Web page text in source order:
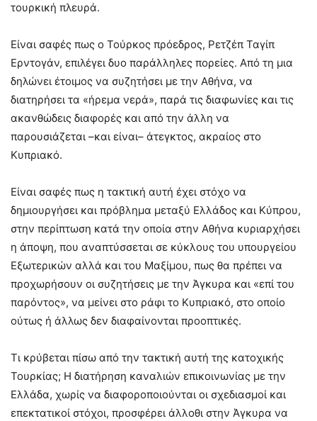
τουρκική πλευρά.
Είναι σαφές πως ο Τούρκος πρόεδρος, Ρετζέπ Ταγίπ
Ερντογάν, επιλέγει δυο παράλληλες πορείες. Από τη μια
δηλώνει έτοιμος να συζητήσει με την Αθήνα, να
διατηρήσει τα «ήρεμα νερά», παρά τις διαφωνίες και τις
ακανθώδεις διαφορές και από την άλλη να
παρουσιάζεται –και είναι– άτεγκτος, ακραίος στο
Κυπριακό.
Είναι σαφές πως η τακτική αυτή έχει στόχο να
δημιουργήσει και πρόβλημα μεταξύ Ελλάδος και Κύπρου,
στην περίπτωση κατά την οποία στην Αθήνα κυριαρχήσει
η άποψη, που αναπτύσσεται σε κύκλους του υπουργείου
Εξωτερικών αλλά και του Μαξίμου, πως θα πρέπει να
προχωρήσουν οι συζητήσεις με την Άγκυρα και «επί του
παρόντος», να μείνει στο ράφι το Κυπριακό, στο οποίο
ούτως ή άλλως δεν διαφαίνονται προοπτικές.
Τι κρύβεται πίσω από την τακτική αυτή της κατοχικής
Τουρκίας; Η διατήρηση καναλιών επικοινωνίας με την
Ελλάδα, χωρίς να διαφοροποιούνται οι σχεδιασμοί και
επεκτατικοί στόχοι, προσφέρει άλλοθι στην Άγκυρα να